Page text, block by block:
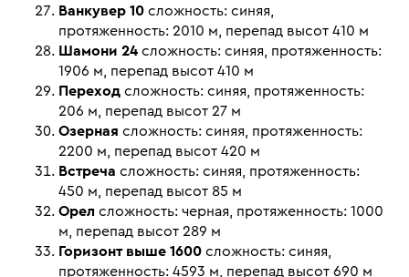
Ванкувер 10 сложность: синяя,
протяженность: 2010 м, перепад высот 410 м
Шамони 24 сложность: синяя, протяженность:
1906 м, перепад высот 410 м
Переход сложность: синяя, протяженность:
206 м, перепад высот 27 м
Озерная сложность: синяя, протяженность:
2200 м, перепад высот 420 м
Встреча сложность: синяя, протяженность:
450 м, перепад высот 85 м
Орел сложность: черная, протяженность: 1000
м, перепад высот 289 м
Горизонт выше 1600 сложность: синяя,
протяженность: 4593 м, перепад высот 690 м